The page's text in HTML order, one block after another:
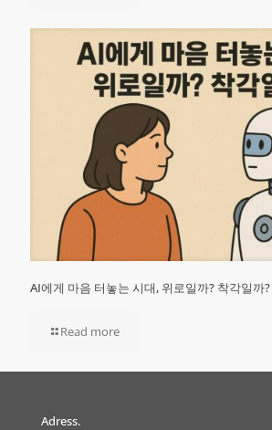
AI에게 마음 터놓는 시대, 위로일까? 착각일까?
Read more
Adress.